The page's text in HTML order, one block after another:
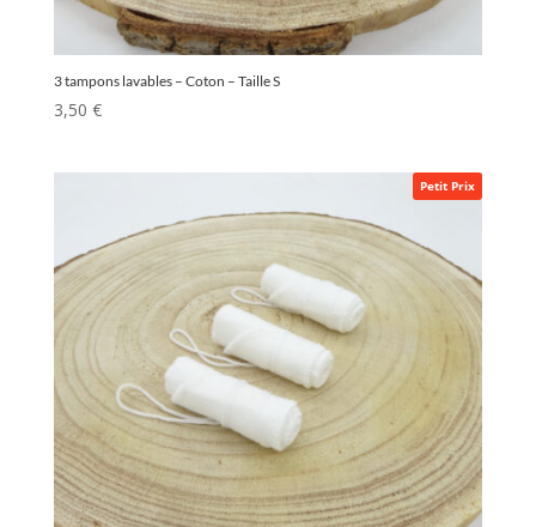
3 tampons lavables – Coton – Taille S
3,50 €
Petit Prix